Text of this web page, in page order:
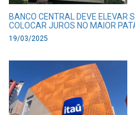
BANCO CENTRAL DEVE ELEVAR
COLOCAR JUROS NO MAIOR
19/03/2025